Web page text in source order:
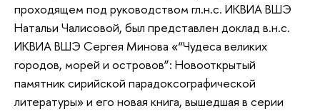
проходящем под руководством гл.н.с. ИКВИА ВШЭ
Натальи Чалисовой, был представлен доклад в.н.с.
ИКВИА ВШЭ Сергея Минова «“Чудеса великих
городов, морей и островов”: Новооткрытый
памятник сирийской парадоксографической
литературы» и его новая книга, вышедшая в серии